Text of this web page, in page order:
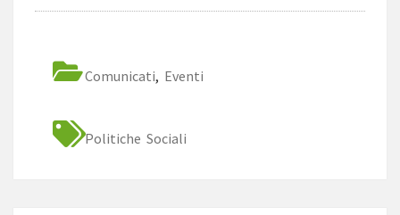
Comunicati, Eventi
Politiche Sociali